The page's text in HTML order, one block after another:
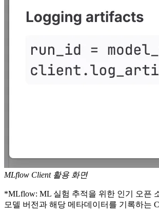
MLflow Client 활용 화면
*MLflow: ML 실험 추적을 위한 인기 오픈
모델 버전과 해당 메타데이터를 기록하는